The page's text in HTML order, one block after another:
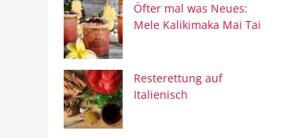
Öfter mal was Neues:
Mele Kalikimaka Mai Tai
Resterettung auf
Italienisch